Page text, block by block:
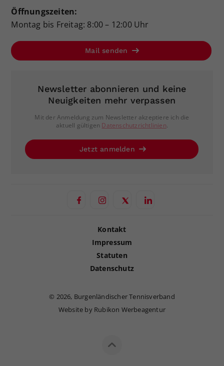
Öffnungszeiten:
Montag bis Freitag: 8:00 – 12:00 Uhr
Mail senden
Newsletter abonnieren und keine
Neuigkeiten mehr verpassen
Mit der Anmeldung zum Newsletter akzeptiere ich die
aktuell gültigen Datenschutzrichtlinien.
Jetzt anmelden
Kontakt
Impressum
Statuten
Datenschutz
© 2026, Burgenländischer Tennisverband
Website by Rubikon Werbeagentur